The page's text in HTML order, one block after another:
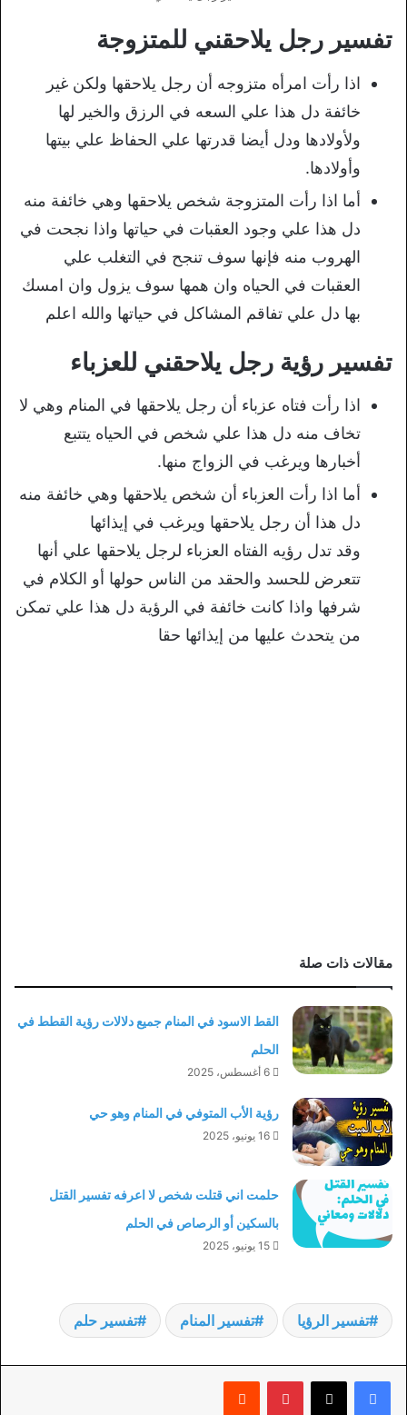
تفسير رجل يلاحقني للمتزوجة
اذا رأت امرأه متزوجه أن رجل يلاحقها ولكن غير
خائفة دل هذا علي السعه في الرزق والخير لها
ولأولادها ودل أيضا قدرتها علي الحفاظ علي بيتها
وأولادها.
أما اذا رأت المتزوجة شخص يلاحقها وهي خائفة منه
دل هذا علي وجود العقبات في حياتها واذا نجحت في
الهروب منه فإنها سوف تنجح في التغلب علي
العقبات في الحياه وان همها سوف يزول وان امسك
بها دل علي تفاقم المشاكل في حياتها والله اعلم
تفسير رؤية رجل يلاحقني للعزباء
اذا رأت فتاه عزباء أن رجل يلاحقها في المنام وهي لا
تخاف منه دل هذا علي شخص في الحياه يتتبع
أخبارها ويرغب في الزواج منها.
أما اذا رأت العزباء أن شخص يلاحقها وهي خائفة منه
دل هذا أن رجل يلاحقها ويرغب في إيذائها
وقد تدل رؤيه الفتاه العزباء لرجل يلاحقها علي أنها
تتعرض للحسد والحقد من الناس حولها أو الكلام في
شرفها واذا كانت خائفة في الرؤية دل هذا علي تمكن
من يتحدث عليها من إيذائها حقا
مقالات ذات صلة
القط الاسود في المنام جميع دلالات رؤية القطط في
الحلم
6 أغسطس، 2025
رؤية الأب المتوفي في المنام وهو حي
16 يونيو، 2025
حلمت اني قتلت شخص لا اعرفه تفسير القتل
بالسكين أو الرصاص في الحلم
15 يونيو، 2025
تفسير الرؤيا تفسير المنام تفسير حلم
بينتيريست